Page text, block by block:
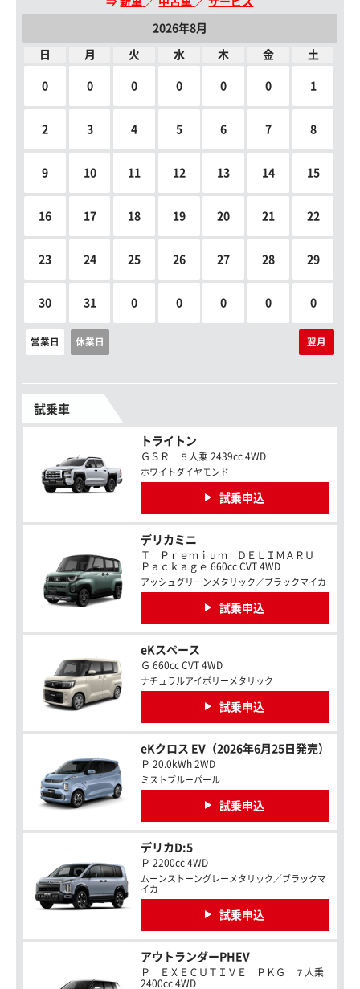
2026年8月
日 月 火 水 木 金 土
0 0 0 0 0 0 1
2 3 4 5 6 7 8
9 10 11 12 13 14 15
16 17 18 19 20 21 22
23 24 25 26 27 28 29
30 31 0 0 0 0 0
営業日 休業日 翌月
試乗車
トライトン
ＧＳＲ ５人乗 2439cc 4WD
ホワイトダイヤモンド
試乗申込
デリカミニ
Ｔ Ｐｒｅｍｉｕｍ ＤＥＬＩＭＡＲＵ
Ｐａｃｋａｇｅ 660cc CVT 4WD
アッシュグリーンメタリック／ブラックマイカ
試乗申込
eKスペース
Ｇ 660cc CVT 4WD
ナチュラルアイボリーメタリック
試乗申込
eKクロス EV（2026年6月25日発売）
Ｐ 20.0kWh 2WD
ミストブルーパール
試乗申込
デリカD:5
Ｐ 2200cc 4WD
ムーンストーングレーメタリック／ブラックマ
イカ
試乗申込
アウトランダーPHEV
Ｐ ＥＸＥＣＵＴＩＶＥ ＰＫＧ ７人乗
2400cc 4WD